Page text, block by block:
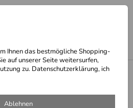
Ihnen das bestmögliche Shopping-
auf unserer Seite weitersurfen,
zu. Datenschutzerklärung, ich
Ablehnen
Stahl